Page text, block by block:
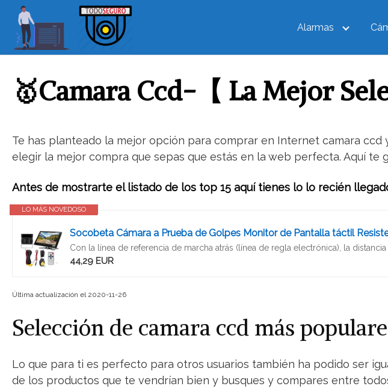
Alarmas
🥇Camara Ccd-【 La Mejor
Te has planteado la mejor opción para comprar en Internet camara
elegir la mejor compra que sepas que estás en la web perfecta. Aquí
Antes de mostrarte el listado de los top 15 aquí tienes lo lo recién
LO MÁS NOVEDOSO
Socobeta Cámara a Prueba de Golpes Monitor de Pantalla táctil
Con la línea de referencia de marcha atrás (línea de regla electrónica), la
44,29 EUR
Última actualización el 2020-11-26
Selección de camara ccd más
Lo que para ti es perfecto para otros usuarios también ha podido ser
de los productos que te vendrían bien y busques y compares entre